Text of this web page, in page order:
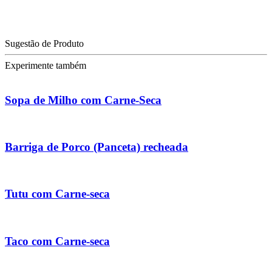
Sugestão de Produto
Experimente também
Sopa de Milho com Carne-Seca
Barriga de Porco (Panceta) recheada
Tutu com Carne-seca
Taco com Carne-seca